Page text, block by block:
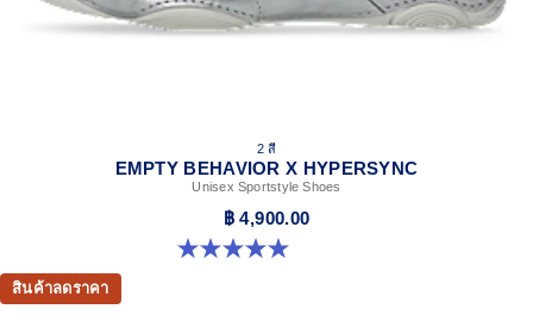
2 สี
EMPTY BEHAVIOR X HYPERSYNC
Unisex Sportstyle Shoes
฿ 4,900.00
5.0 จาก 5 ดาว 4 รีวิว
สินค้าลดราคา